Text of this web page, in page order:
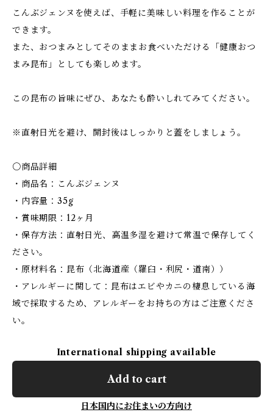
こんぶジェンヌを使えば、手軽に美味しい料理を作ることが
できます。
また、おつまみとしてそのままお食べいただける「健康おつ
まみ昆布」としても楽しめます。
この昆布の旨味にぜひ、あなたも酔いしれてみてください。
※直射日光を避け、開封後はしっかりと蓋をしましょう。
〇商品詳細
・商品名：こんぶジェンヌ
・内容量：35g
・賞味期限：12ヶ月
・保存方法：直射日光、高温多湿を避けて常温で保存してく
ださい。
・原材料名：昆布（北海道産（羅臼・利尻・道南））
・アレルギーに関して：昆布はエビやカニの棲息している海
域で採取するため、アレルギーをお持ちの方はご注意くださ
い。
International shipping available
Add to cart
日本国内にお住まいの方向け